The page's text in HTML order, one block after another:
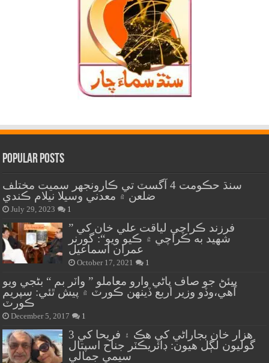
Popular Posts
سنڌ حڪومت 4 آگسٽ تي ڪارونجهر سميت مختلف
ضلعن ۾ معدني وسيلا نيلام ڪندي
July 29, 2023 1
” فرزند ڪراچي لياقت علي خان کي
شهيد به ڪراچي ۾ ڪيو ويو“: گورنر
عمران اسماعيل
October 17, 2021 1
پيئڻ جو صاف پاڻي وارو معاملو ” واٽر بم “ بڻجي ويو
آهي،وڏو وزير اربع ڏينهن ڪورٽ ۾ پيش ٿئي: سپريم
ڪورٽ
December 5, 2017 1
هزار خان بجاراڻي کي هڪ ۽ فريحا کي 3
گوليون لڳل هيون: ڊائريڪٽر جناح اسپتال
سيمي جمالي